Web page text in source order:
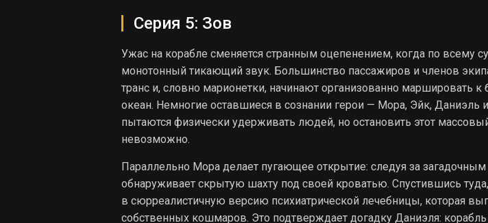
Серия 5: Зов
Ужас на корабле сменяется странным оцепенением, когда по всему
монотонный тикающий звук. Большинство пассажиров и членов
транс и, словно марионетки, начинают организованно маршировать к
океан. Немногие оставшиеся в сознании герои — Мора, Эйк, Даниэль
пытаются физически удерживать людей, но остановить этот
невозможно.
Параллельно Мора делает пугающее открытие: следуя за
обнаруживает скрытую шахту под своей кроватью. Спустившись
в сюрреалистичную версию психиатрической лечебницы, которая
собственных кошмаров. Это подтверждает догадку Даниэля: корабль